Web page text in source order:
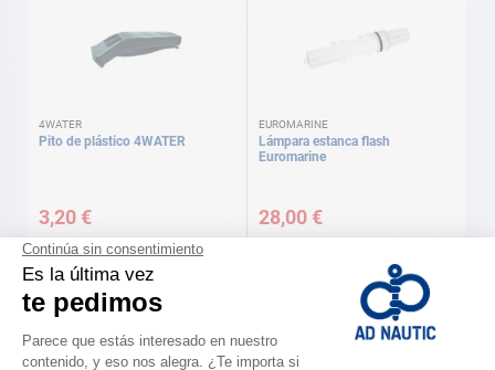
4WATER
Pito de plástico 4WATER
3,20 €
EUROMARINE
Lámpara estanca flash
Euromarine
28,00 €